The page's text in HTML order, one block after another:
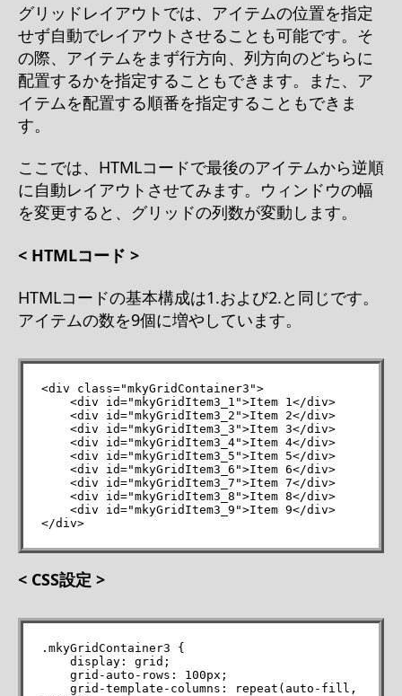
グリッドレイアウトでは、アイテムの位置を指定
せず自動でレイアウトさせることも可能です。そ
の際、アイテムをまず行方向、列方向のどちらに
配置するかを指定することもできます。また、ア
イテムを配置する順番を指定することもできま
す。
ここでは、HTMLコードで最後のアイテムから逆順
に自動レイアウトさせてみます。ウィンドウの幅
を変更すると、グリッドの列数が変動します。
< HTMLコード >
HTMLコードの基本構成は1.および2.と同じです。
アイテムの数を9個に増やしています。
<div class="mkyGridContainer3">
</div>
< CSS設定 >
.mkyGridContainer3 {